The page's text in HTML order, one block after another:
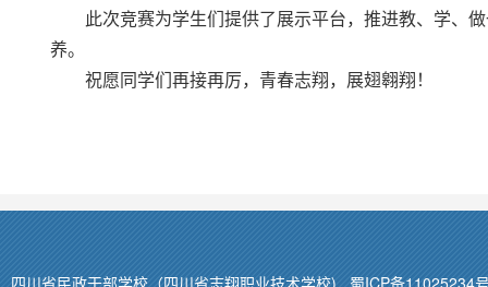
此次竞赛为学生们提供了展示平台，推进教、学、
养。
祝愿同学们再接再厉，青春志翔，展翅翱翔！
四川省民政干部学校（四川省志翔职业技术学校)
蜀ICP备11025234